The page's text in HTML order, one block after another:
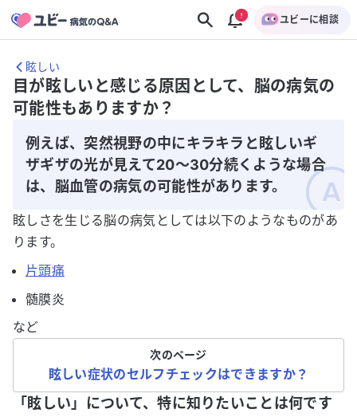
ユビーに相談
眩しい
目が眩しいと感じる原因として、脳の病気の
可能性もありますか？
例えば、突然視野の中にキラキラと眩しいギ
ザギザの光が見えて20～30分続くような場合
は、脳血管の病気の可能性があります。
眩しさを生じる脳の病気としては以下のようなものがあ
ります。
片頭痛
髄膜炎
など
次のページ
眩しい症状のセルフチェックはできますか？
「眩しい」について、特に知りたいことは何です